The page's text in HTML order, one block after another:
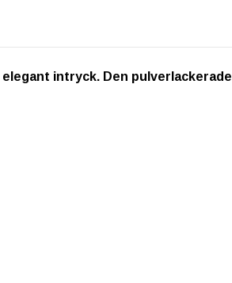
intryck. Den pulverlackerade